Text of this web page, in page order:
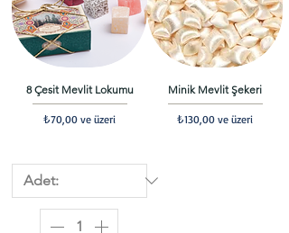
8 Çesit Mevlit Lokumu
₺70,00 ve üzeri
İndirimli Fiyat
Minik Mevlit Şekeri
₺130,00 ve üzeri
İndirimli Fiyat